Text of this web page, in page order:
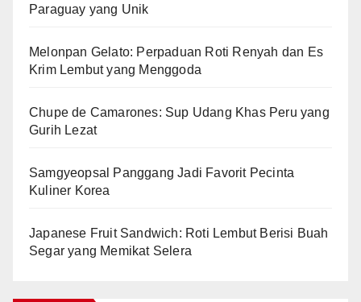
Paraguay yang Unik
Melonpan Gelato: Perpaduan Roti Renyah dan Es
Krim Lembut yang Menggoda
Chupe de Camarones: Sup Udang Khas Peru yang
Gurih Lezat
Samgyeopsal Panggang Jadi Favorit Pecinta
Kuliner Korea
Japanese Fruit Sandwich: Roti Lembut Berisi Buah
Segar yang Memikat Selera